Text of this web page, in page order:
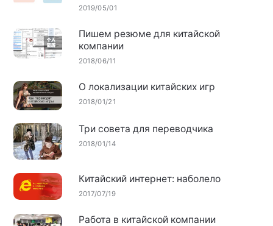
2019/05/01
Пишем резюме для китайской
компании
2018/06/11
О локализации китайских игр
2018/01/21
Три совета для переводчика
2018/01/14
Китайский интернет: наболело
2017/07/19
Работа в китайской компании